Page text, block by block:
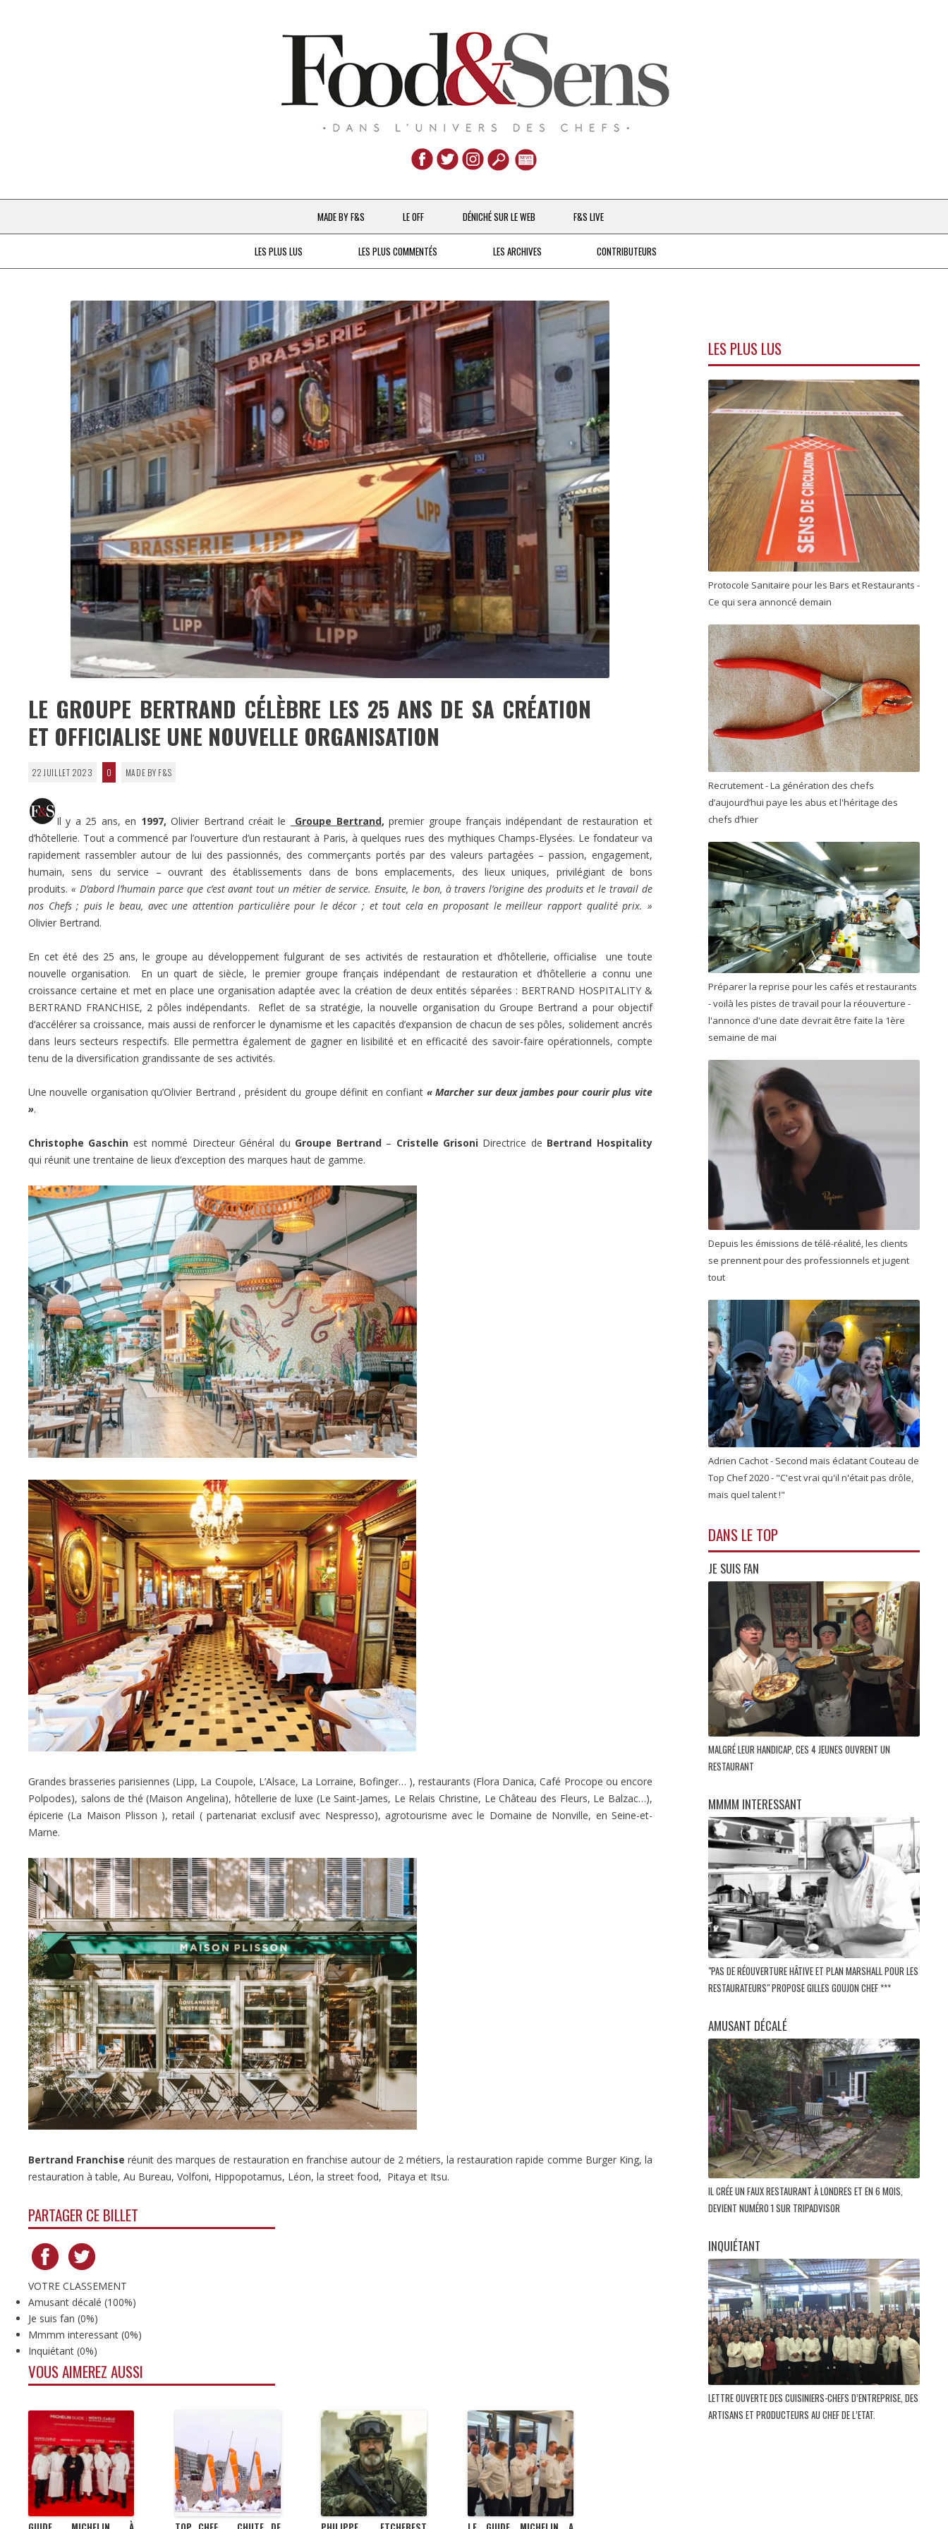
Aller
au
contenu
MADE BY F&S
CHEFS & ACTUALITÉS
À LA PETITE CUILLÈRE
DESTIN DE FEMME
V…DE VOYAGE
LE OFF DÉNICHÉ SUR LE WEB F&S LIVE
LES PLUS LUS LES PLUS COMMENTÉS LES ARCHIVES
DEPUIS 2016
CONTRIBUTEURS
LE GROUPE BERTRAND CÉLÈBRE LES 25 ANS DE SA CRÉATION
ET OFFICIALISE UNE NOUVELLE ORGANISATION
22 JUILLET 2023 0 MADE BY F&S
Il y a 25 ans, en 1997, Olivier Bertrand créait le Groupe Bertrand, premier groupe français indépendant de restauration et
d’hôtellerie. Tout a commencé par l’ouverture d’un restaurant à Paris, à quelques rues des mythiques Champs-Elysées. Le fondateur va
rapidement rassembler autour de lui des passionnés, des commerçants portés par des valeurs partagées – passion, engagement,
humain, sens du service – ouvrant des établissements dans de bons emplacements, des lieux uniques, privilégiantde bons
produits. « D’abord l’humain parce que c’est avant tout un métier de service. Ensuite, le bon, à travers l’origine des produits et le travail de
nos Chefs ; puis le beau, avec une attention particulière pour le décor ; et tout cela en proposant le meilleur rapport qualité prix. »
Olivier Bertrand.
En cet été des 25 ans, le groupe au développement fulgurant de ses activités de restauration et d’hôtellerie, officialise une toute
nouvelle organisation. En un quart de siècle, le premier groupe français indépendant de restauration et d’hôtellerie a connu une
croissance certaine et met en place une organisation adaptée avec la création de deux entités séparées : BERTRAND HOSPITALITY &
BERTRAND FRANCHISE, 2 pôles indépendants. Reflet de sa stratégie, la nouvelle organisation du Groupe Bertrand a pour objectif
d’accélérer sa croissance, mais aussi de renforcer le dynamisme et les capacités d’expansion de chacun de ses pôles, solidement ancrés
dans leurs secteurs respectifs. Elle permettra également de gagner en lisibilité et en efficacité des savoir-faire opérationnels, compte
tenu de la diversification grandissante de ses activités.
Une nouvelle organisation qu’Olivier Bertrand , président du groupe définit en confiant « Marcher sur deux jambes pour courir plus vite
».
Christophe Gaschin est nommé Directeur Général du Groupe Bertrand– Cristelle GrisoniDirectrice de Bertrand Hospitality
qui réunit une trentaine de lieux d’exception des marques haut de gamme.
Grandes brasseries parisiennes (Lipp, La Coupole, L’Alsace, La Lorraine, Bofinger… ), restaurants (Flora Danica, Café Procope ou encore
Polpodes), salons de thé (Maison Angelina), hôtellerie de luxe (Le Saint-James, Le Relais Christine, Le Château des Fleurs, Le Balzac…),
épicerie (La Maison Plisson ), retail ( partenariat exclusif avec Nespresso), agrotourisme avec le Domaine de Nonville, en Seine-et-
Marne.
Bertrand Franchise réunit des marques de restauration en franchise autour de 2 métiers, la restauration rapide comme Burger King, la
restauration à table, Au Bureau, Volfoni, Hippopotamus, Léon, la street food, Pitaya et Itsu.
PARTAGER CE BILLET
VOTRE CLASSEMENT
Amusant décalé (100%)
Je suis fan (0%)
Mmmm interessant (0%)
Inquiétant (0%)
VOUS AIMEREZ AUSSI
LES PLUS LUS
Protocole Sanitaire pour les Bars et Restaurants -
Ce qui sera annoncé demain
Recrutement - La génération des chefs
d’aujourd’hui paye les abus et l'héritage des
chefs d’hier
Préparer la reprise pour les cafés et restaurants
- voilà les pistes de travail pour la réouverture -
l'annonce d'une date devrait être faite la 1ère
semaine de mai
Depuis les émissions de télé-réalité, les clients
se prennent pour des professionnels et jugent
tout
Adrien Cachot - Second mais éclatant Couteau de
Top Chef 2020 - "C'est vrai qu'il n'était pas drôle,
mais quel talent !"
DANS LE TOP
JE SUIS FAN
MALGRÉ LEUR HANDICAP, CES 4 JEUNES OUVRENT UN
RESTAURANT
MMMM INTERESSANT
"PAS DE RÉOUVERTURE HÂTIVE ET PLAN MARSHALL POUR LES
RESTAURATEURS" PROPOSE GILLES GOUJON CHEF ***
AMUSANT DÉCALÉ
IL CRÉE UN FAUX RESTAURANT À LONDRES ET EN 6 MOIS,
DEVIENT NUMÉRO 1 SUR TRIPADVISOR
INQUIÉTANT
LETTRE OUVERTE DES CUISINIERS-CHEFS D’ENTREPRISE, DES
ARTISANS ET PRODUCTEURS AU CHEF DE L’ETAT.